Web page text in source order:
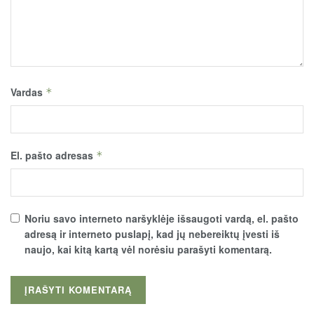
Vardas *
El. pašto adresas *
Noriu savo interneto naršyklėje išsaugoti vardą, el. pašto
adresą ir interneto puslapį, kad jų nebereiktų įvesti iš
naujo, kai kitą kartą vėl norėsiu parašyti komentarą.